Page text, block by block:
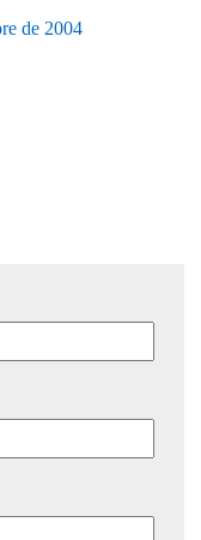
de 2004